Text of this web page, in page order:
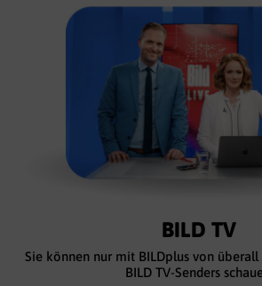
BILD TV
Sie können nur mit BILDplus von überall
BILD TV-Senders